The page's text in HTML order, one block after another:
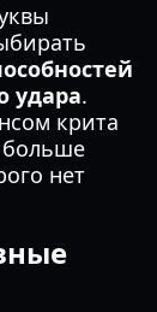
удара.
крита
больше
нет